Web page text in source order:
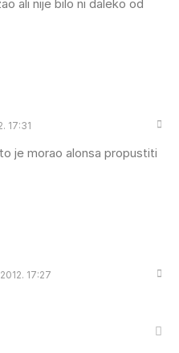
ali nije bilo ni daleko od
17:31
je morao alonsa propustiti
17:27